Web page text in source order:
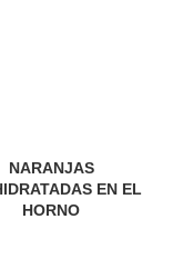
NARANJAS
EN EL
HORNO